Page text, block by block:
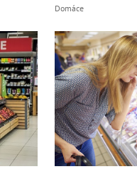
Domáce